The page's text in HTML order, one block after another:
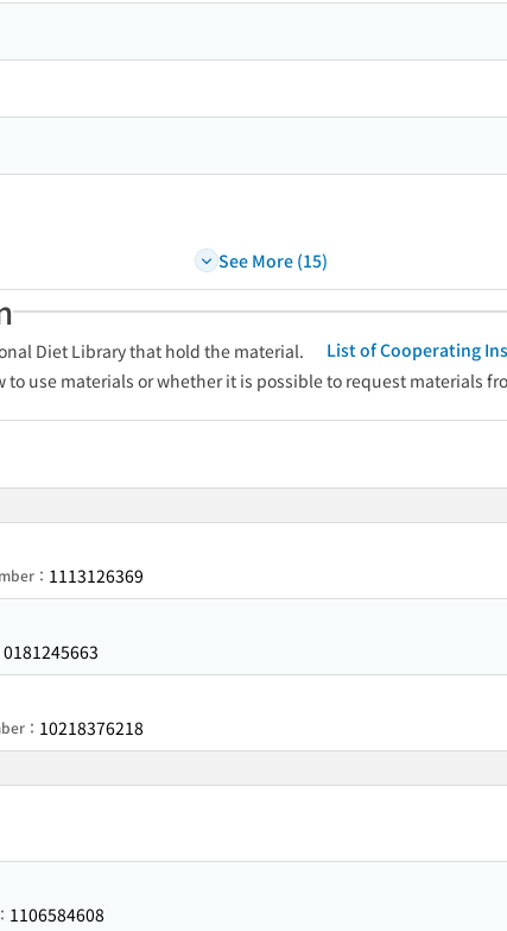
See More (15)
Diet Library that hold the material.
List of Cooperating
use materials or whether it is possible to request materials
： 1113126369
0181245663
： 10218376218
1106584608